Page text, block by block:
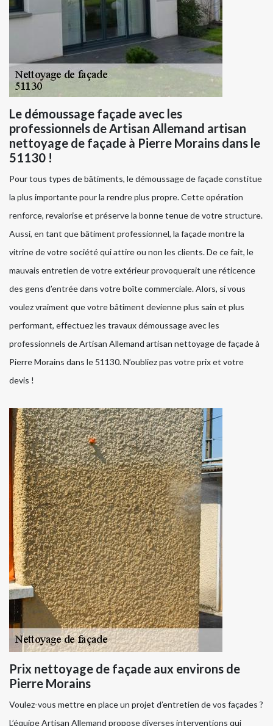
Le démoussage façade avec les
professionnels de Artisan Allemand artisan
nettoyage de façade à Pierre Morains dans le
51130 !
Pour tous types de bâtiments, le démoussage de façade constitue
la plus importante pour la rendre plus propre. Cette opération
renforce, revalorise et préserve la bonne tenue de votre structure.
Aussi, en tant que bâtiment professionnel, la façade montre la
vitrine de votre société qui attire ou non les clients. De ce fait, le
mauvais entretien de votre extérieur provoquerait une réticence
des gens d’entrée dans votre boîte commerciale. Alors, si vous
voulez vraiment que votre bâtiment devienne plus sain et plus
performant, effectuez les travaux démoussage avec les
professionnels de Artisan Allemand artisan nettoyage de façade à
Pierre Morains dans le 51130. N’oubliez pas votre prix et votre
devis !
Prix nettoyage de façade aux environs de
Pierre Morains
Voulez-vous mettre en place un projet d’entretien de vos façades ?
L’équipe Artisan Allemand propose diverses interventions qui